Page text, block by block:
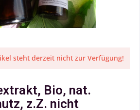
steht derzeit nicht zur Verfügung!
Bio, nat.
z.Z. nicht